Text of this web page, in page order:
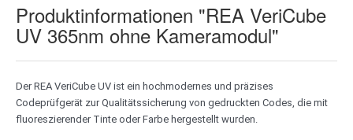
Produktinformationen "REA VeriCube
UV 365nm ohne Kameramodul"
Der REA VeriCube UV ist ein hochmodernes und präzises
Codeprüfgerät zur Qualitätssicherung von gedruckten Codes, die mit
fluoreszierender Tinte oder Farbe hergestellt wurden.